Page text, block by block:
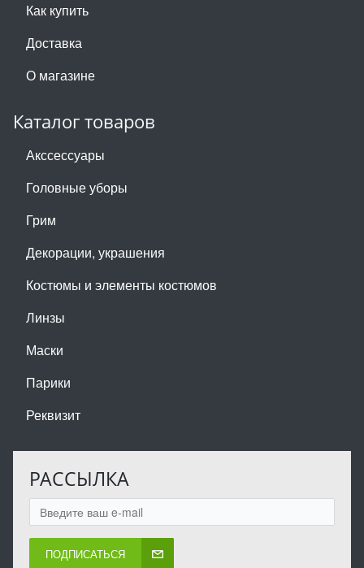
Как купить
Доставка
О магазине
Каталог товаров
Акссессуары
Головные уборы
Грим
Декорации, украшения
Костюмы и элементы костюмов
Линзы
Маски
Парики
Реквизит
РАССЫЛКА
ПОДПИСАТЬСЯ